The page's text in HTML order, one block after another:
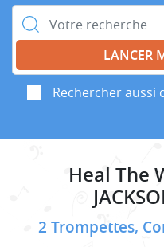
Rechercher :
Rechercher aussi
Heal The
2 Trompettes,